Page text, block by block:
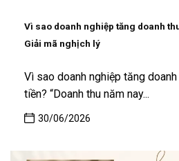
Vì sao doanh nghiệp tăng doanh
Giải mã nghịch lý
30/06/2026
Vì sao doanh nghiệp tăng
tiền? “Doanh thu năm nay...